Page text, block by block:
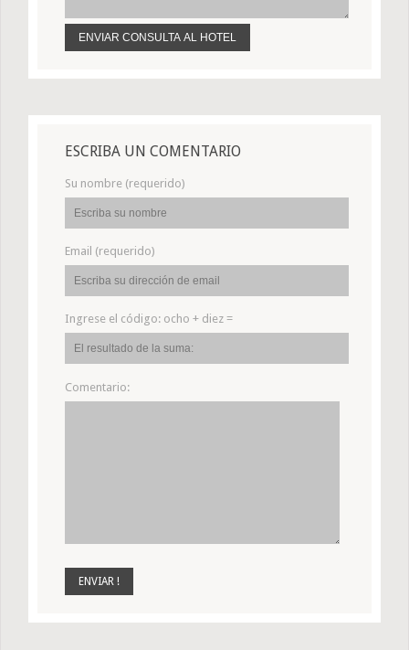
ESCRIBA UN COMENTARIO
Su nombre (requerido)
Email (requerido)
Ingrese el código: ocho + diez =
Comentario: